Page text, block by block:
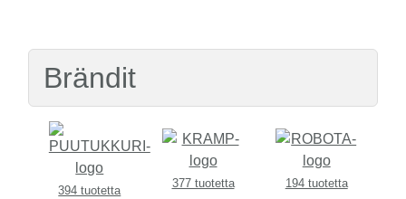
Brändit
394 tuotetta
377 tuotetta 194 tuotetta